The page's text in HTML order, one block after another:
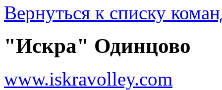
Вернуться к списку
"Искра" Одинцово
www.iskravolley.com